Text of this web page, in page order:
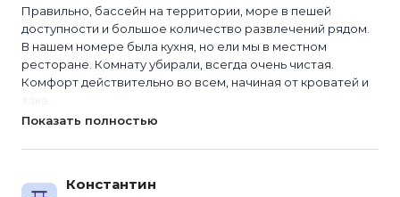
Правильно, бассейн на территории, море в пешей
доступности и большое количество развлечений рядом.
В нашем номере была кухня, но ели мы в местном
ресторане. Комнату убирали, всегда очень чистая.
Комфорт действительно во всем, начиная от кроватей и
Показать полностью
Константин